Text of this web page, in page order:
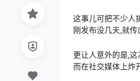
这事儿可把不少人
刚发布没几天,就
更让人意外的是,
而在社交媒体上炸